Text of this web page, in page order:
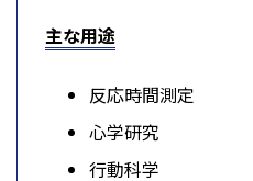
主な用途
反応時間測定
心学研究
行動科学